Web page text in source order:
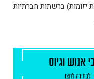
יזומות) ברשתות חברתיות